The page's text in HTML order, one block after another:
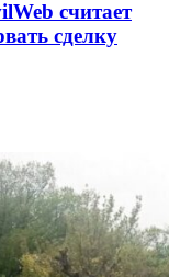
считает
сделку